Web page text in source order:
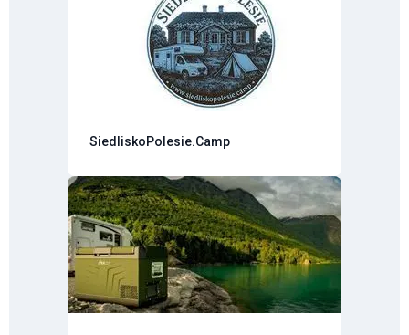
SiedliskoPolesie.Camp